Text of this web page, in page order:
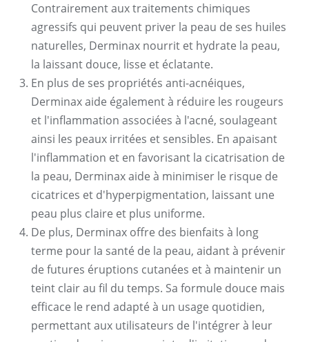
Contrairement aux traitements chimiques
agressifs qui peuvent priver la peau de ses huiles
naturelles, Derminax nourrit et hydrate la peau,
la laissant douce, lisse et éclatante.
En plus de ses propriétés anti-acnéiques,
Derminax aide également à réduire les rougeurs
et l'inflammation associées à l'acné, soulageant
ainsi les peaux irritées et sensibles. En apaisant
l'inflammation et en favorisant la cicatrisation de
la peau, Derminax aide à minimiser le risque de
cicatrices et d'hyperpigmentation, laissant une
peau plus claire et plus uniforme.
De plus, Derminax offre des bienfaits à long
terme pour la santé de la peau, aidant à prévenir
de futures éruptions cutanées et à maintenir un
teint clair au fil du temps. Sa formule douce mais
efficace le rend adapté à un usage quotidien,
permettant aux utilisateurs de l'intégrer à leur